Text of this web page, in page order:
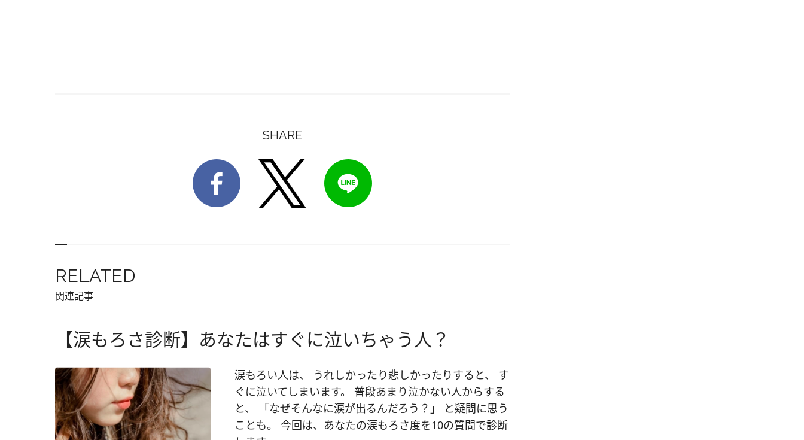
SHARE
RELATED
関連記事
【涙もろさ診断】あなたはすぐに泣いちゃう人？
涙もろい人は、 うれしかったり悲しかったりすると、 す
ぐに泣いてしまいます。 普段あまり泣かない人からする
と、 「なぜそんなに涙が出るんだろう？」 と疑問に思う
ことも。 今回は、あなたの涙もろさ度を10の質問で診断